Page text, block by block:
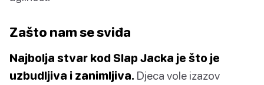
Zašto nam se sviđa
Najbolja stvar kod Slap Jacka je što je
uzbudljiva i zanimljiva. Djeca vole izazov